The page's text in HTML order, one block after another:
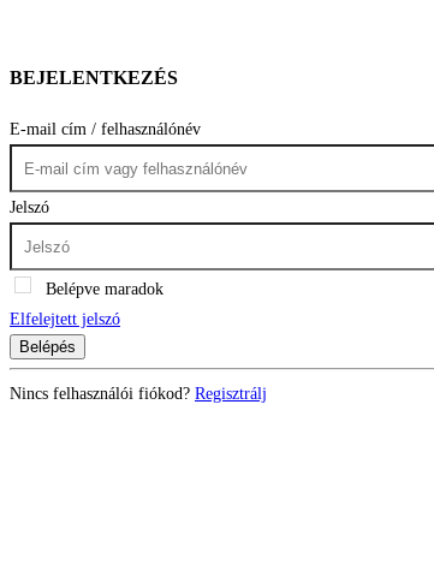
BEJELENTKEZÉS
E-mail cím / felhasználónév
Jelszó
Belépve maradok
Elfelejtett jelszó
Belépés
Nincs felhasználói fiókod? Regisztrálj